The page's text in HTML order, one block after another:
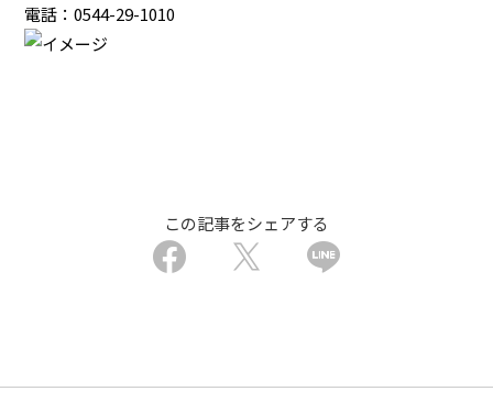
電話：0544-29-1010
この記事をシェアする